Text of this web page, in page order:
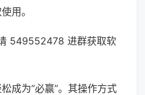
用。
549552478 进群获取软
成为“必赢”。其操作方式